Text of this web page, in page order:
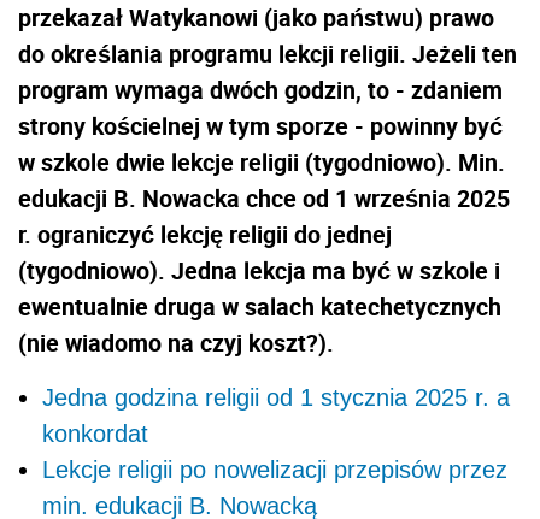
przekazał Watykanowi (jako państwu) prawo
do określania programu lekcji religii. Jeżeli ten
program wymaga dwóch godzin, to - zdaniem
strony kościelnej w tym sporze - powinny być
w szkole dwie lekcje religii (tygodniowo). Min.
edukacji B. Nowacka chce od 1 września 2025
r. ograniczyć lekcję religii do jednej
(tygodniowo). Jedna lekcja ma być w szkole i
ewentualnie druga w salach katechetycznych
(nie wiadomo na czyj koszt?).
Jedna godzina religii od 1 stycznia 2025 r. a
konkordat
Lekcje religii po nowelizacji przepisów przez
min. edukacji B. Nowacką